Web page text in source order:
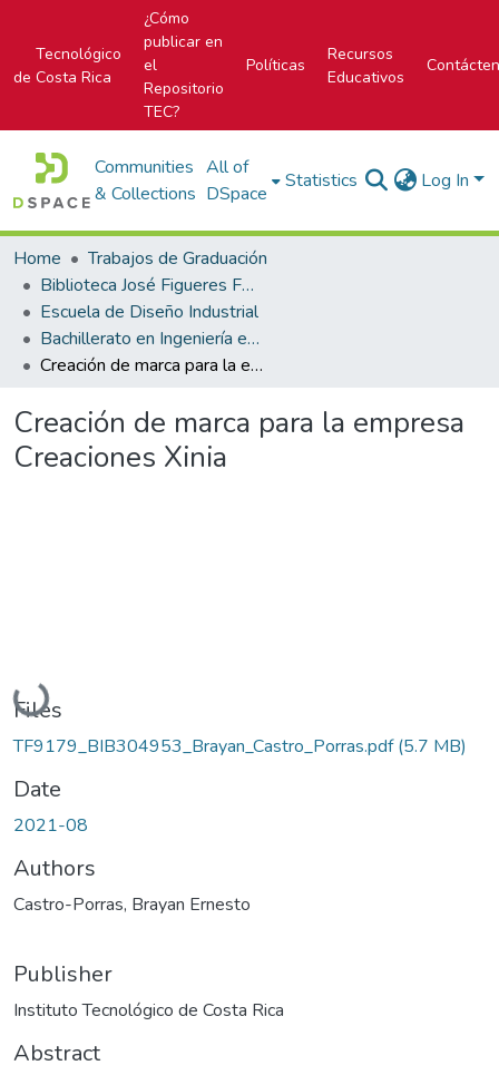
Tecnológico
de Costa Rica
¿Cómo
publicar en
el
Repositorio
TEC?
Políticas
Recursos
Educativos
Communities
& Collections
All of
DSpace
Statistics Log In
Home
Trabajos de Graduación
Biblioteca José Figueres Ferrer
Escuela de Diseño Industrial
Bachillerato en Ingeniería en Diseño Industrial
Creación de marca para la empresa Creaciones Xinia
Creación de marca para la empresa
Creaciones Xinia
Loading...
Files
TF9179_BIB304953_Brayan_Castro_Porras.pdf(5.7 MB)
Date
2021-08
Authors
Castro-Porras, Brayan Ernesto
Publisher
Instituto Tecnológico de Costa Rica
Abstract